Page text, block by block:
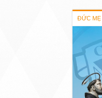
ĐỨC MẸ